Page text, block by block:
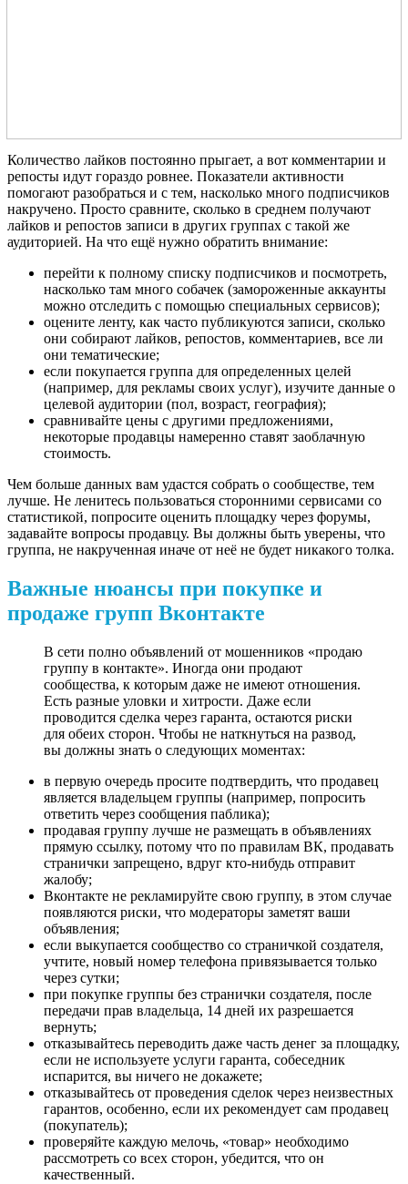
Количество лайков постоянно прыгает, а вот комментарии и
репосты идут гораздо ровнее. Показатели активности
помогают разобраться и с тем, насколько много подписчиков
накручено. Просто сравните, сколько в среднем получают
лайков и репостов записи в других группах с такой же
аудиторией. На что ещё нужно обратить внимание:
перейти к полному списку подписчиков и посмотреть,
насколько там много собачек (замороженные аккаунты
можно отследить с помощью специальных сервисов);
оцените ленту, как часто публикуются записи, сколько
они собирают лайков, репостов, комментариев, все ли
они тематические;
если покупается группа для определенных целей
(например, для рекламы своих услуг), изучите данные о
целевой аудитории (пол, возраст, география);
сравнивайте цены с другими предложениями,
некоторые продавцы намеренно ставят заоблачную
стоимость.
Чем больше данных вам удастся собрать о сообществе, тем
лучше. Не ленитесь пользоваться сторонними сервисами со
статистикой, попросите оценить площадку через форумы,
задавайте вопросы продавцу. Вы должны быть уверены, что
группа, не накрученная иначе от неё не будет никакого толка.
Важные нюансы при покупке и
продаже групп Вконтакте
В сети полно объявлений от мошенников «продаю
группу в контакте». Иногда они продают
сообщества, к которым даже не имеют отношения.
Есть разные уловки и хитрости. Даже если
проводится сделка через гаранта, остаются риски
для обеих сторон. Чтобы не наткнуться на развод,
вы должны знать о следующих моментах:
в первую очередь просите подтвердить, что продавец
является владельцем группы (например, попросить
ответить через сообщения паблика);
продавая группу лучше не размещать в объявлениях
прямую ссылку, потому что по правилам ВК, продавать
странички запрещено, вдруг кто-нибудь отправит
жалобу;
Вконтакте не рекламируйте свою группу, в этом случае
появляются риски, что модераторы заметят ваши
объявления;
если выкупается сообщество со страничкой создателя,
учтите, новый номер телефона привязывается только
через сутки;
при покупке группы без странички создателя, после
передачи прав владельца, 14 дней их разрешается
вернуть;
отказывайтесь переводить даже часть денег за площадку,
если не используете услуги гаранта, собеседник
испарится, вы ничего не докажете;
отказывайтесь от проведения сделок через неизвестных
гарантов, особенно, если их рекомендует сам продавец
(покупатель);
проверяйте каждую мелочь, «товар» необходимо
рассмотреть со всех сторон, убедится, что он
качественный.